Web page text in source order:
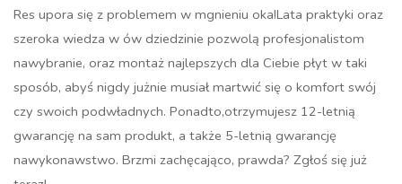
Res upora się z problemem w mgnieniu oka!Lata praktyki oraz
szeroka wiedza w ów dziedzinie pozwolą profesjonalistom
nawybranie, oraz montaż najlepszych dla Ciebie płyt w taki
sposób, abyś nigdy jużnie musiał martwić się o komfort swój
czy swoich podwładnych. Ponadto,otrzymujesz 12-letnią
gwarancję na sam produkt, a także 5-letnią gwarancję
nawykonawstwo. Brzmi zachęcająco, prawda? Zgłoś się już